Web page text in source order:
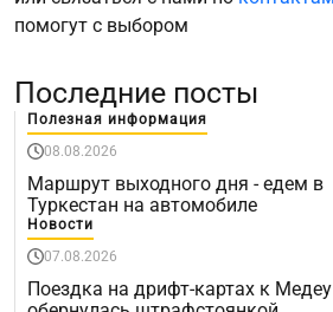
помогут с выбором
Последние посты
Полезная информация
08.08.2026
Маршрут выходного дня - едем в
Туркестан на автомобиле
Новости
07.08.2026
Поездка на дрифт-картах к Медеу